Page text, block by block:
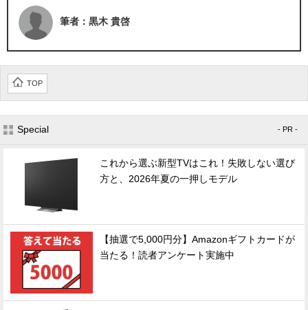
筆者：黒木 貴啓
TOP
Special - PR -
これから選ぶ新型TVはこれ！失敗しない選び
方と、2026年夏の一押しモデル
【抽選で5,000円分】Amazonギフトカードが
当たる！読者アンケート実施中